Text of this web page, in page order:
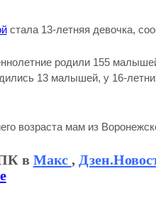
стала 13-летняя девочка,
родили 155
13 малышей, у 16-
возраста мам из
в Макс ,